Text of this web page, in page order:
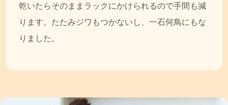
乾いたらそのままラックにかけられるので手間も減
ります。たたみジワもつかないし、一石何鳥にもな
りました。